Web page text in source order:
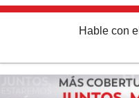
Hable con el